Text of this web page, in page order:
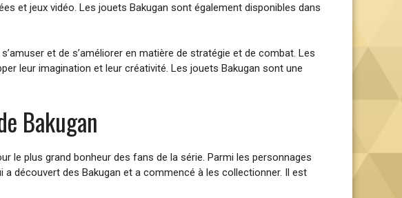
et jeux vidéo. Les jouets Bakugan sont également disponibles dans
et de s’améliorer en matière de stratégie et de combat. Les
leur imagination et leur créativité. Les jouets Bakugan sont une
Bakugan
le plus grand bonheur des fans de la série. Parmi les personnages
découvert des Bakugan et a commencé à les collectionner. Il est